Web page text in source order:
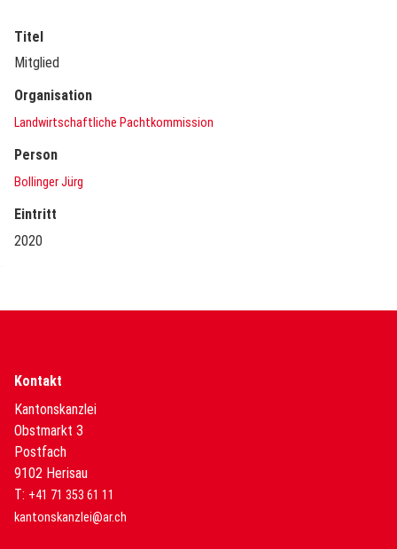
Titel
Mitglied
Organisation
Landwirtschaftliche Pachtkommission
Person
Bollinger Jürg
Eintritt
2020
Kontakt
Kantonskanzlei
Obstmarkt 3
Postfach
9102 Herisau
T: +41 71 353 61 11
kantonskanzlei@ar.ch